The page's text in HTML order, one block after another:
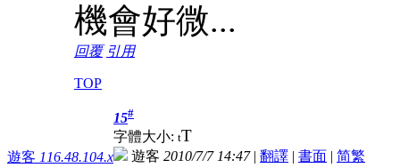
機會好微...
回覆 引用
TOP
遊客 116.48.104.x
15#
字體大小: tT
遊客 2010/7/7 14:47| 翻譯 | 書面 | 简繁